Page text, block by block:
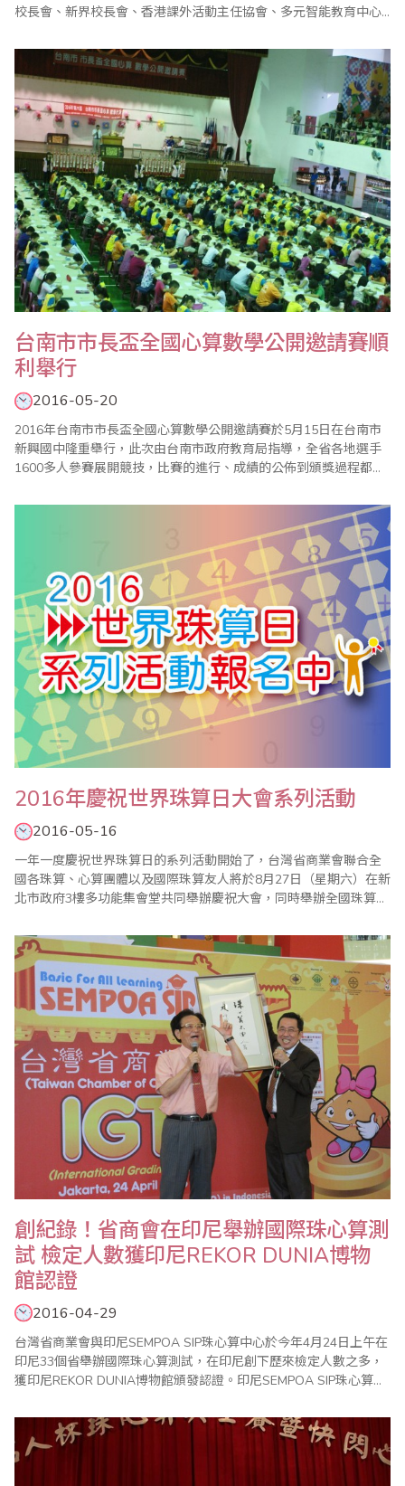
校長會、新界校長會、香港課外活動主任協會、多元智能教育中心
熱烈，參賽者超過二仟人，比賽圓滿結束。
台南市市長盃全國心算數學公開邀請賽順
利舉行
2016-05-20
2016年台南市市長盃全國心算數學公開邀請賽於5月15日在台南市
新興國中隆重舉行，此次由台南市政府教育局指導，全省各地選手
1600多人參賽展開競技，比賽的進行、成績的公佈到頒獎過程都很
國際珠算協議會台南分會表示，市長盃全國心算數學比賽，與其他
心算數學比賽最大不同是，參賽選手全部集中在大禮堂考試，因此
整個會場猶如大會考，光是工作老師就..
2016年慶祝世界珠算日大會系列活動
2016-05-16
一年一度慶祝世界珠算日的系列活動開始了，台灣省商業會聯合全
國各珠算、心算團體以及國際珠算友人將於8月27日（星期六）在新
北市政府3樓多功能集會堂共同舉辦慶祝大會，同時舉辦全國珠算比
暨國際觀摩賽、祖孫樂活珠算趣味競賽等系列活動，歡迎踴躍報名
參加。 ＊20..
創紀錄！省商會在印尼舉辦國際珠心算測
試 檢定人數獲印尼REKOR DUNIA博物
館認證
2016-04-29
台灣省商業會與印尼SEMPOA SIP珠心算中心於今年4月24日上午在
印尼33個省舉辦國際珠心算測試，在印尼創下歷來檢定人數之多，
獲印尼REKOR DUNIA博物館頒發認證。印尼SEMPOA SIP珠心算中
達舉辦的2場測試成效良好並獲得熱烈回響，因此今年特別擴大舉辦
珠心算測試，各地報名踴躍，SEMPOA SIP會長林建中特別邀請台
灣省商業..